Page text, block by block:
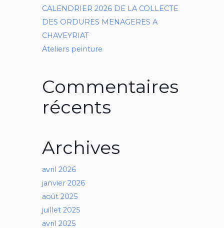
CALENDRIER 2026 DE LA COLLECTE
DES ORDURES MENAGERES A
CHAVEYRIAT
Ateliers peinture
Commentaires
récents
Archives
avril 2026
janvier 2026
août 2025
juillet 2025
avril 2025